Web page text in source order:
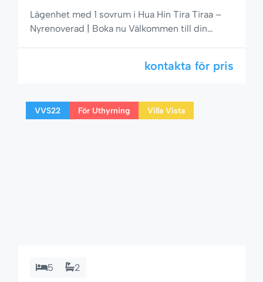
Lägenhet med 1 sovrum i Hua Hin Tira Tiraa –
Nyrenoverad | Boka nu Välkommen till din
som erbjuder en perfekt blandning av komfort,
Lägenhetsdetaljer: 1 mysigt sovrum med […]
kontakta för pris
VVS22 För Uthyrning Villa Vista
5 2